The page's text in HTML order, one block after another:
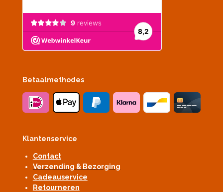
Betaalmethodes
Klantenservice
Contact
Verzending & Bezorging
Cadeauservice
Retourneren